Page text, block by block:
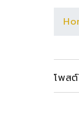
โพส